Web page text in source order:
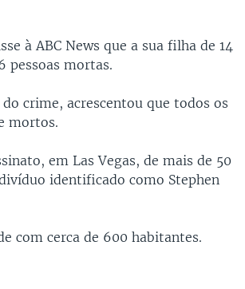
à ABC News que a sua filha de 14
pessoas mortas.
crime, acrescentou que todos os
mortos.
em Las Vegas, de mais de 50
identificado como Stephen
com cerca de 600 habitantes.